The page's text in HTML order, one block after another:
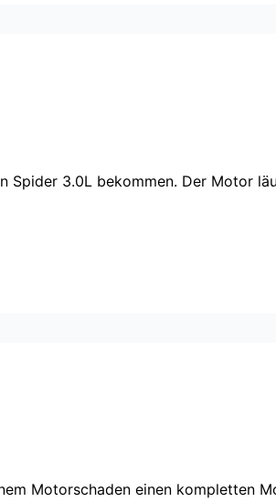
3.0L bekommen. Der Motor
Motorschaden einen kompletten